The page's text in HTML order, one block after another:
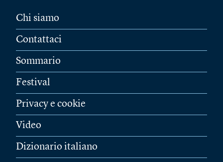
Chi siamo
Contattaci
Sommario
Festival
Privacy e cookie
Video
Dizionario italiano